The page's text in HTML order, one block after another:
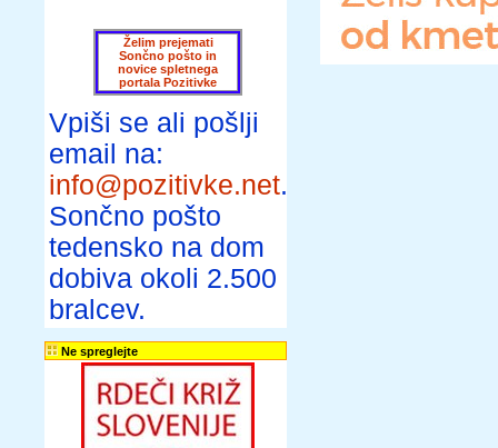
Želim prejemati
Sončno pošto in
novice spletnega
portala Pozitivke
Vpiši se ali pošlji
email na:
info@pozitivke.net.
Sončno pošto
tedensko na dom
dobiva okoli 2.500
bralcev.
Ne spreglejte